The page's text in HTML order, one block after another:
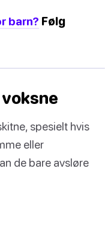
barn? Følg
spesielt hvis
eller
de bare avsløre